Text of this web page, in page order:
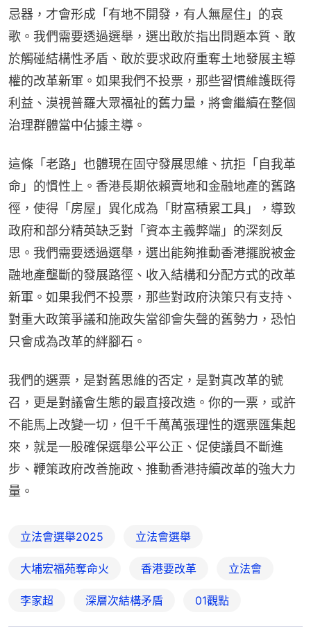
忌器，才會形成「有地不開發，有人無屋住」的哀
歌。我們需要透過選舉，選出敢於指出問題本質、敢
於觸碰結構性矛盾、敢於要求政府重奪土地發展主導
權的改革新軍。如果我們不投票，那些習慣維護既得
利益、漠視普羅大眾福祉的舊力量，將會繼續在整個
治理群體當中佔據主導。
這條「老路」也體現在固守發展思維、抗拒「自我革
命」的慣性上。香港長期依賴賣地和金融地產的舊路
徑，使得「房屋」異化成為「財富積累工具」，導致
政府和部分精英缺乏對「資本主義弊端」的深刻反
思。我們需要透過選舉，選出能夠推動香港擺脫被金
融地產壟斷的發展路徑、收入結構和分配方式的改革
新軍。如果我們不投票，那些對政府決策只有支持、
對重大政策爭議和施政失當卻會失聲的舊勢力，恐怕
只會成為改革的絆腳石。
我們的選票，是對舊思維的否定，是對真改革的號
召，更是對議會生態的最直接改造。你的一票，或許
不能馬上改變一切，但千千萬萬張理性的選票匯集起
來，就是一股確保選舉公平公正、促使議員不斷進
步、鞭策政府改善施政、推動香港持續改革的強大力
量。
立法會選舉2025 立法會選舉
大埔宏福苑奪命火 香港要改革 立法會
李家超 深層次結構矛盾 01觀點